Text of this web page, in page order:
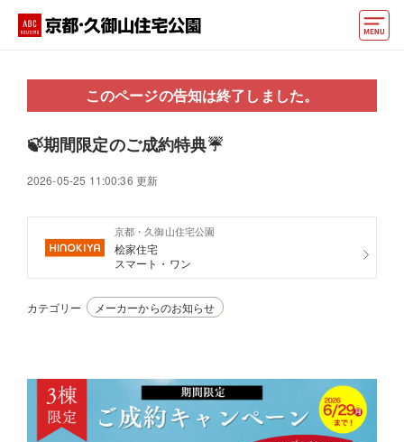
おうちカウンター
イベント情報・プレゼント
アクセス
好みからモデルハウスを探す
住まいづくりお役立ち情報
他の展示場 ABCハウジングトップ
このページの告知は終了しました。
🍃期間限定のご成約特典☔
2026-05-25 11:00:36 更新
京都・久御山住宅公園
桧家住宅
スマート・ワン
カテゴリー メーカーからのお知らせ